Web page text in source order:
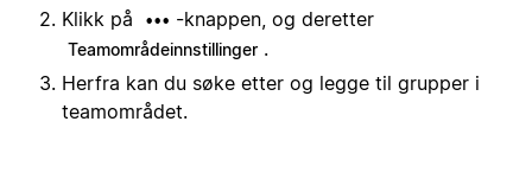
Klikk på
••• -knappen, og deretter
Teamområdeinnstillinger .
Herfra kan du søke etter og legge til grupper i
teamområdet.